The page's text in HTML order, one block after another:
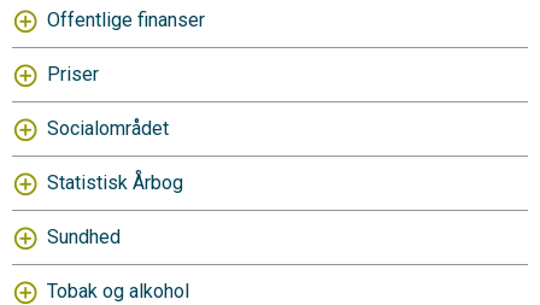
Offentlige finanser
Priser
Socialområdet
Statistisk Årbog
Sundhed
Tobak og alkohol